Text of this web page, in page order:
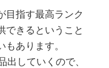
指す最高ランク
できるということ
あります。
していくので、